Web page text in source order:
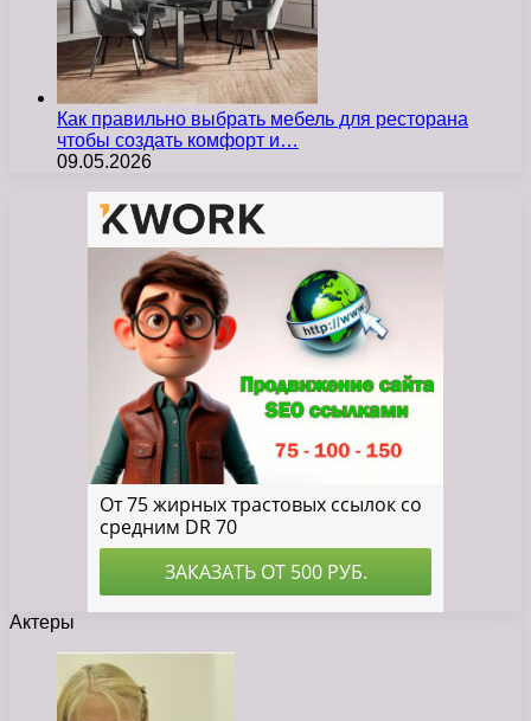
Как правильно выбрать мебель для ресторана
чтобы создать комфорт и…
09.05.2026
Актеры